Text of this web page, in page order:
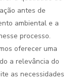
antes de
ambiental e a
processo.
oferecer uma
a relevância do
as necessidades